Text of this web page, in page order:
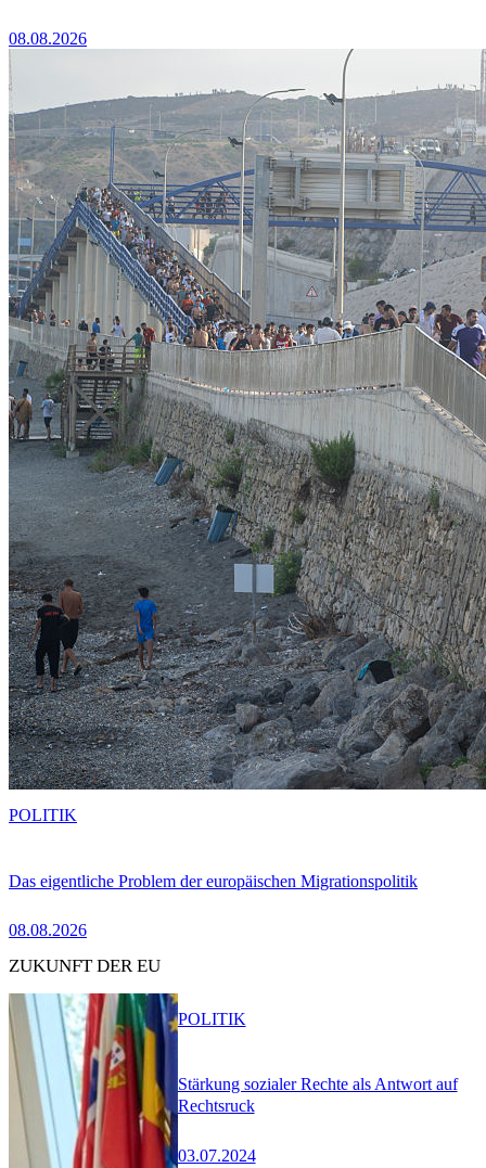
08.08.2026
Das eigentliche Problem der europäischen Migrationspolitik
08.08.2026
POLITIK
ZUKUNFT DER EU
Stärkung sozialer Rechte als Antwort auf
Rechtsruck
03.07.2024
POLITIK